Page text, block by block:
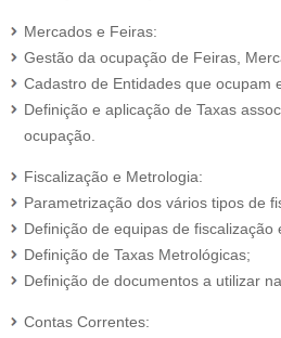
Mercados e Feiras:
Gestão da ocupação de Feiras,
Cadastro de Entidades que ocupam
Definição e aplicação de Taxas
ocupação.
Fiscalização e Metrologia:
Parametrização dos vários tipos de
Definição de equipas de fiscalização
Definição de Taxas Metrológicas;
Definição de documentos a utilizar
Contas Correntes: